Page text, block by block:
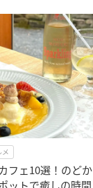
メ
フェ10選！のどか
ットで癒しの時間